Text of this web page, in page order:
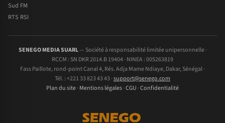
Sud FM
RTS RSI
SENEGO MEDIA SUARL— Société à responsabilité limitée unipersonnelle ·
RCCM : SN DKR 2014.B 19404 · NINEA : 005263819
Fass Paillote, rond-point Canal 4, Rés. Adja Mame Ndiaye, Dakar, Sénégal ·
Tél. : +221 33 823 43 43 ·support@senego.com
Plan du site· Mentions légales·CGU ·Confidentialité